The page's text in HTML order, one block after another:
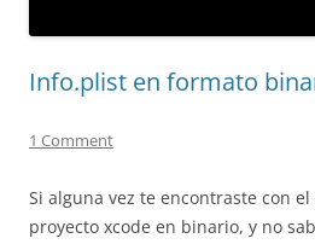
Info.plist en formato
1 Comment
Si alguna vez te encontraste con
proyecto xcode en binario, y no